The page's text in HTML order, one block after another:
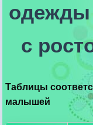
одежды
с
Таблицы
малышей